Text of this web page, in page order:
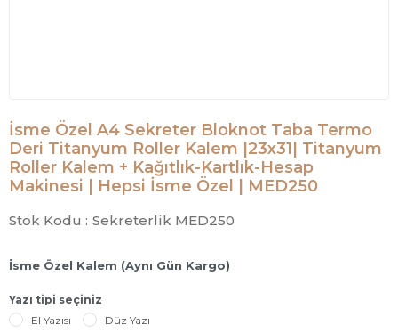
İsme Özel A4 Sekreter Bloknot Taba Termo
Deri Titanyum Roller Kalem |23x31| Titanyum
Roller Kalem + Kağıtlık-Kartlık-Hesap
Makinesi | Hepsi İsme Özel | MED250
Stok Kodu : Sekreterlik MED250
İsme Özel Kalem (Aynı Gün Kargo)
Yazı tipi seçiniz
El Yazısı
Düz Yazı